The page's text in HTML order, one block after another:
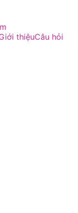
thiệuCâu hỏi